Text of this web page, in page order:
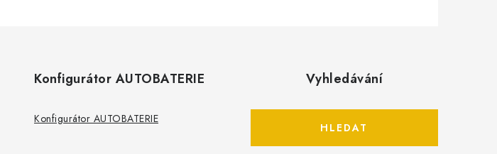
Konfigurátor AUTOBATERIE
Konfigurátor AUTOBATERIE
Vyhledávání
HLEDAT